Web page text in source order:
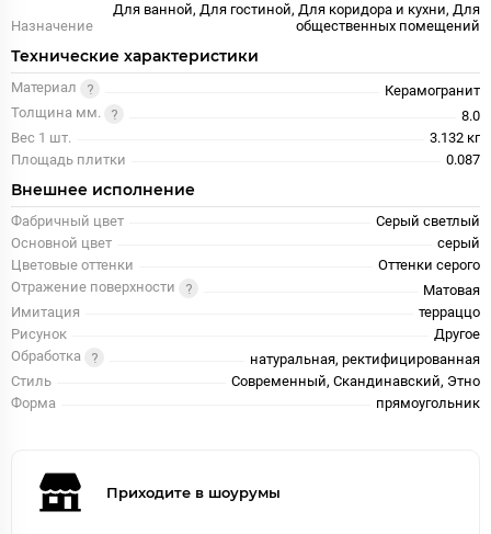
Назначение
Для ванной, Для гостиной, Для коридора и кухни, Для
общественных помещений
Технические характеристики
Материал
Керамогранит
Толщина мм.
8.0
Вес 1 шт.
3.132 кг
Площадь плитки
0.087
Внешнее исполнение
Фабричный цвет
Серый светлый
Основной цвет
серый
Цветовые оттенки
Оттенки серого
Отражение поверхности
Матовая
Имитация
терраццо
Рисунок
Другое
Обработка
натуральная, ректифицированная
Стиль
Современный, Скандинавский, Этно
Форма
прямоугольник
Приходите в шоурумы